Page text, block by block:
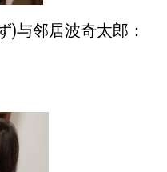
)与邻居波奇太郎：